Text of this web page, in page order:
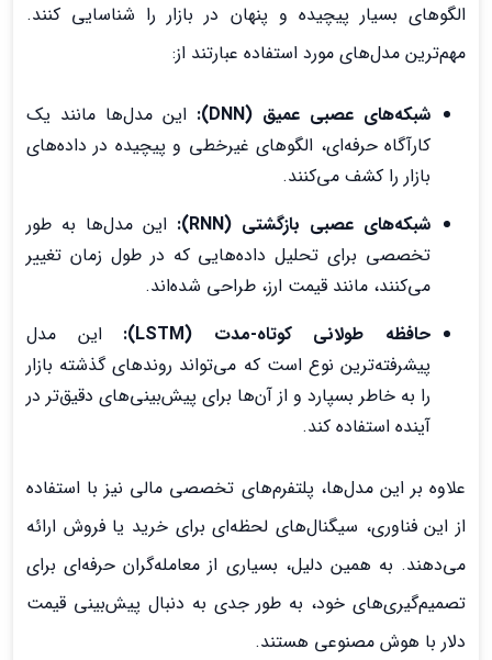
الگوهای بسیار پیچیده و پنهان در بازار را شناسایی کنند.
مهم‌ترین مدل‌های مورد استفاده عبارتند از:
شبکه‌های عصبی عمیق (DNN
): این مدل‌ها مانند یک
کارآگاه حرفه‌ای، الگوهای غیرخطی و پیچیده در داده‌های
بازار را کشف می‌کنند.
شبکه‌های عصبی بازگشتی (RNN
): این مدل‌ها به طور
تخصصی برای تحلیل داده‌هایی که در طول زمان تغییر
می‌کنند، مانند قیمت ارز، طراحی شده‌اند.
حافظه طولانی کوتاه-مدت (LSTM
): این مدل
پیشرفته‌ترین نوع است که می‌تواند روندهای گذشته بازار
را به خاطر بسپارد و از آن‌ها برای پیش‌بینی‌های دقیق‌تر در
آینده استفاده کند.
علاوه بر این مدل‌ها، پلتفرم‌های تخصصی مالی نیز با استفاده
از این فناوری، سیگنال‌های لحظه‌ای برای خرید یا فروش ارائه
می‌دهند. به همین دلیل، بسیاری از معامله‌گران حرفه‌ای برای
تصمیم‌گیری‌های خود، به طور جدی به دنبال پیش‌بینی قیمت
دلار با هوش مصنوعی هستند.